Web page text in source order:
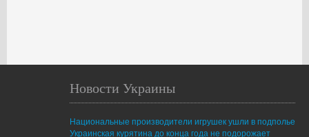
Новости Украины
Национальные производители игрушек ушли в подполье
Украинская курятина до конца года не подорожает